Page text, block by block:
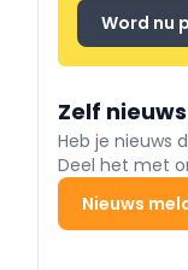
Word nu
Zelf
Heb je nieuws
Deel het met
Nieuws